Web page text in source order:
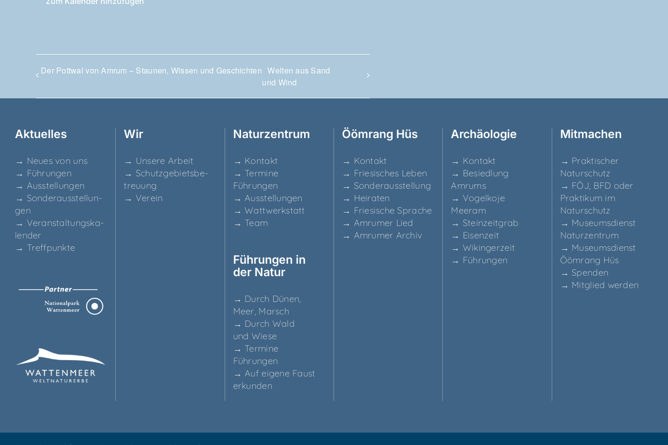
Der Pott­wal von Amrum – Stau­nen, Wis­sen und Geschichten Wel­ten aus Sand
und Wind
Aktu­el­les
→ Neu­es von uns
→ Füh­run­gen
→ Aus­stel­lun­gen
→ Son­der­aus­stel­lun­
gen
→ Ver­an­stal­tungs­ka­
len­der
→ Treff­punk­te
Wir
→ Unse­re Arbeit
→ Schutz­ge­biets­be­
treu­ung
→ Ver­ein
Natur­zen­trum
→ Kon­takt
→ Ter­mi­ne
Führungen
→ Aus­stel­lun­gen
→ Watt­werk­statt
→ Team
Füh­run­gen in
der Natur
→ Durch Dünen,
Meer, Marsch
→ Durch Wald
und Wiese
→ Ter­mi­ne
Führungen
→ Auf eige­ne Faust
erkunden
Ööm­rang Hüs
→ Kon­takt
→ Frie­si­sches Leben
→ Son­der­aus­stel­lung
→ Hei­ra­ten
→ Frie­si­sche Sprache
→ Amru­mer Lied
→ Amru­mer Archiv
Archäo­lo­gie
→ Kon­takt
→ Besied­lung
Amrums
→ Vogel­ko­je
Meeram
→ Stein­zeit­grab
→ Eisen­zeit
→ Wikin­ger­zeit
→ Füh­run­gen
Mit­ma­chen
→ Prak­ti­scher
Naturschutz
→ FÖJ, BFD oder
Prak­ti­kum im
Naturschutz
→ Muse­ums­dienst
Naturzentrum
→ Muse­ums­dienst
Ööm­rang Hüs
→ Spen­den
→ Mit­glied werden